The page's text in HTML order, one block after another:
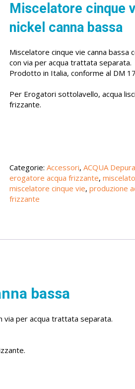
Miscelatore cinque
nickel canna bassa
Miscelatore cinque vie canna bassa
con via per acqua trattata separata.
Prodotto in Italia, conforme al DM
Per Erogatori sottolavello, acqua
frizzante.
Categorie: Accessori, ACQUA
erogatore acqua frizzante,
miscelatore cinque vie, produzione
frizzante
bassa
via per acqua trattata separata.